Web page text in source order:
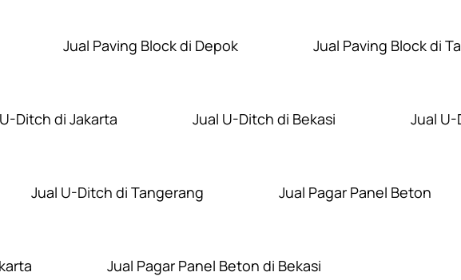
Jual Paving Block di Depok Jual Paving Block di
Ditch di Jakarta Jual U-Ditch di Bekasi Jual
Jual U-Ditch di Tangerang Jual Pagar Panel Beton
Jual Pagar Panel Beton di Bekasi